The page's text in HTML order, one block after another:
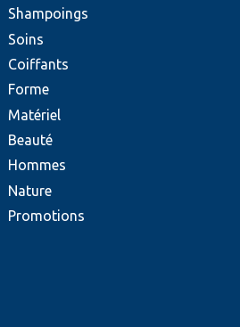
Shampoings
Soins
Coiffants
Forme
Matériel
Beauté
Hommes
Nature
Promotions